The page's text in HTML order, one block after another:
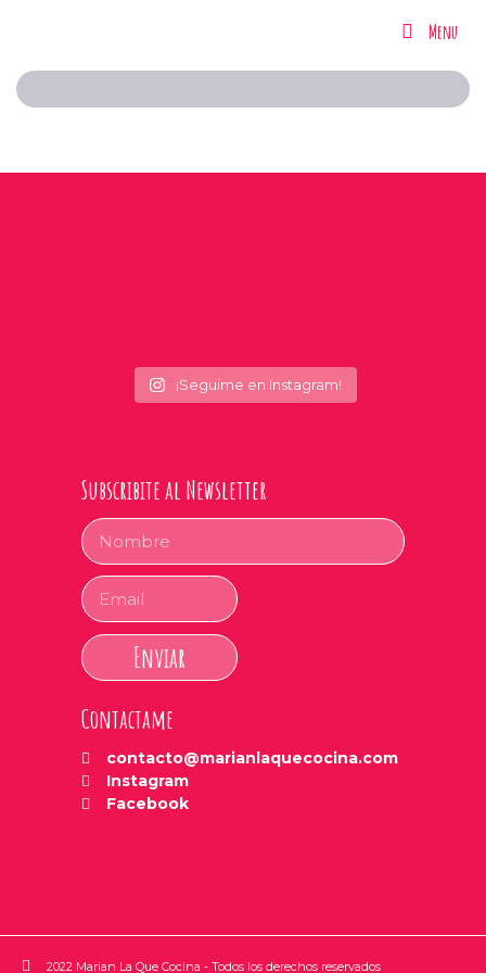
Menu
Menu
¡Seguime en Instagram!
Subscribite al Newsletter
Enviar
Contactame
contacto@marianlaquecocina.com
Instagram
Facebook
2022 Marian La Que Cocina - Todos los derechos reservados